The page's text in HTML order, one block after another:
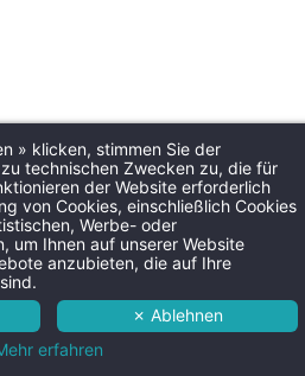
» klicken, stimmen Sie der
technischen Zwecken zu, die für
der Website erforderlich
von Cookies, einschließlich Cookies
Werbe- oder
um Ihnen auf unserer Website
anzubieten, die auf Ihre
✗ Ablehnen
erfahren